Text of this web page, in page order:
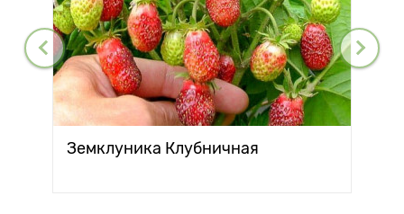
Земклуника Клубничная